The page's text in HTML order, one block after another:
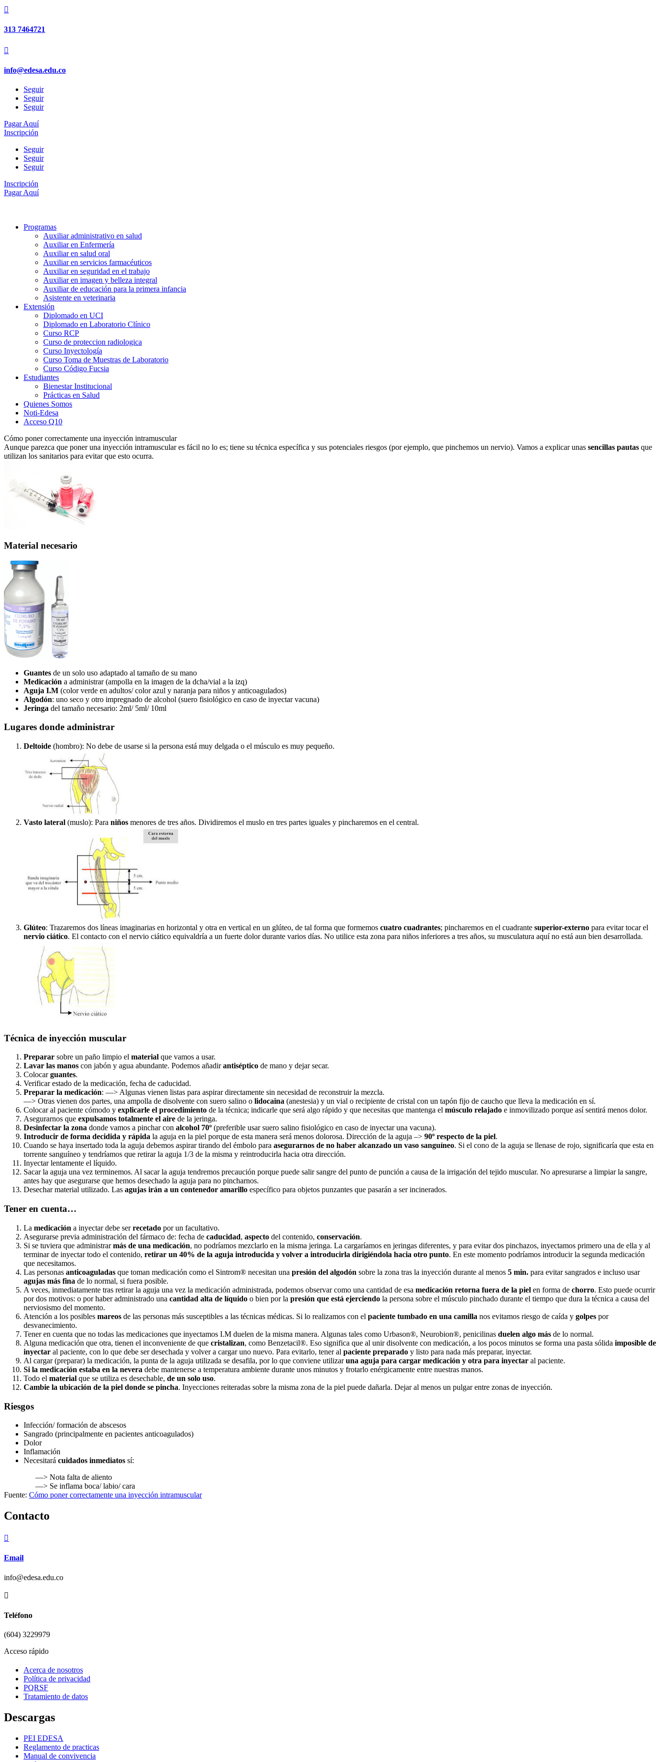

313 7464721

info@edesa.edu.co
Seguir
Seguir
Seguir
Pagar Aquí
Inscripción
Seguir
Seguir
Seguir
Inscripción
Pagar Aquí
Programas
Auxiliar administrativo en salud
Auxiliar en Enfermería
Auxiliar en salud oral
Auxiliar en servicios farmacéuticos
Auxiliar en seguridad en el trabajo
Auxiliar en imagen y belleza integral
Auxiliar de educación para la primera infancia
Asistente en veterinaria
Extensión
Diplomado en UCI
Diplomado en Laboratorio Clínico
Curso RCP
Curso de proteccion radiologica
Curso Inyectología
Curso Toma de Muestras de Laboratorio
Curso Código Fucsia
Estudiantes
Bienestar Institucional
Prácticas en Salud
Quienes Somos
Noti-Edesa
Acceso Q10
Cómo poner correctamente una inyección intramuscular
Aunque parezca que poner una inyección intramuscular es fácil no lo es; tiene su técnica específica y sus potenciales riesgos (por ejemplo, que pinchemos un nervio). Vamos a explicar unas sencillas pautas que
utilizan los sanitarios para evitar que esto ocurra.
Material necesario
Guantes de un solo uso adaptado al tamaño de su mano
Medicación a administrar (ampolla en la imagen de la dcha/vial a la izq)
Aguja I.M (color verde en adultos/ color azul y naranja para niños y anticoagulados)
Algodón: uno seco y otro impregnado de alcohol (suero fisiológico en caso de inyectar vacuna)
Jeringa del tamaño necesario: 2ml/ 5ml/ 10ml
Lugares donde administrar
Deltoide (hombro): No debe de usarse si la persona está muy delgada o el músculo es muy pequeño.
Vasto lateral (muslo): Para niños menores de tres años. Dividiremos el muslo en tres partes iguales y pincharemos en el central.
Glúteo: Trazaremos dos líneas imaginarias en horizontal y otra en vertical en un glúteo, de tal forma que formemos cuatro cuadrantes; pincharemos en el cuadrante superior-externo para evitar tocar el
nervio ciático. El contacto con el nervio ciático equivaldría a un fuerte dolor durante varios días. No utilice esta zona para niños inferiores a tres años, su musculatura aquí no está aun bien desarrollada.
Técnica de inyección muscular
Preparar sobre un paño limpio el material que vamos a usar.
Lavar las manos con jabón y agua abundante. Podemos añadirantiséptico de mano y dejar secar.
Colocarguantes.
Verificar estado de la medicación, fecha de caducidad.
Preparar la medicación: —> Algunas vienen listas para aspirar directamente sin necesidad de reconstruir la mezcla.
—> Otras vienen dos partes, una ampolla de disolvente con suero salino o lidocaina (anestesia) y un vial o recipiente de cristal con un tapón fijo de caucho que lleva la medicación en sí.
Colocar al paciente cómodo y explicarle el procedimiento de la técnica; indicarle que será algo rápido y que necesitas que mantenga el músculo relajado e inmovilizado porque así sentirá menos dolor.
Asegurarnos que expulsamos totalmente el aire de la jeringa.
Desinfectar la zona donde vamos a pinchar con alcohol 70º (preferible usar suero salino fisiológico en caso de inyectar una vacuna).
Introducir de forma decidida y rápida la aguja en la piel porque de esta manera será menos dolorosa. Dirección de la aguja –> 90º respecto de la piel.
Cuando se haya insertado toda la aguja debemos aspirar tirando del émbolo para asegurarnos de no haber alcanzado un vaso sanguíneo. Si el cono de la aguja se llenase de rojo, significaría que esta en
torrente sanguíneo y tendríamos que retirar la aguja 1/3 de la misma y reintroducirla hacia otra dirección.
Inyectar lentamente el líquido.
Sacar la aguja una vez terminemos. Al sacar la aguja tendremos precaución porque puede salir sangre del punto de punción a causa de la irrigación del tejido muscular. No apresurarse a limpiar la sangre,
antes hay que asegurarse que hemos desechado la aguja para no pincharnos.
Desechar material utilizado. Las agujas irán a un contenedor amarillo específico para objetos punzantes que pasarán a ser incinerados.
Tener en cuenta…
La medicación a inyectar debe serrecetado por un facultativo.
Asegurarse previa administración del fármaco de: fecha de caducidad, aspecto del contenido, conservación.
Si se tuviera que administrarmás de una medicación, no podríamos mezclarlo en la misma jeringa. La cargaríamos en jeringas diferentes, y para evitar dos pinchazos, inyectamos primero una de ella y al
terminar de inyectar todo el contenido, retirar un 40% de la aguja introducida y volver a introducirla dirigiéndola hacia otro punto. En este momento podríamos introducir la segunda medicación
que necesitamos.
Las personas anticoaguladas que toman medicación como el Sintrom® necesitan una presión del algodón sobre la zona tras la inyección durante al menos 5 min. para evitar sangrados e incluso usar
agujas más fina de lo normal, si fuera posible.
A veces, inmediatamente tras retirar la aguja una vez la medicación administrada, podemos observar como una cantidad de esa medicación retorna fuera de la piel en forma de chorro. Esto puede ocurrir
por dos motivos: o por haber administrado una cantidad alta de líquido o bien por la presión que está ejerciendo la persona sobre el músculo pinchado durante el tiempo que dura la técnica a causa del
nerviosismo del momento.
Atención a los posibles mareos de las personas más susceptibles a las técnicas médicas. Si lo realizamos con el paciente tumbado en una camilla nos evitamos riesgo de caída y golpes por
desvanecimiento.
Tener en cuenta que no todas las medicaciones que inyectamos I.M duelen de la misma manera. Algunas tales como Urbason®, Neurobion®, penicilinas duelen algo más de lo normal.
Alguna medicación que otra, tienen el inconveniente de que cristalizan, como Benzetacil®. Eso significa que al unir disolvente con medicación, a los pocos minutos se forma una pasta sólida imposible de
inyectar al paciente, con lo que debe ser desechada y volver a cargar uno nuevo. Para evitarlo, tener al paciente preparado y listo para nada más preparar, inyectar.
Al cargar (preparar) la medicación, la punta de la aguja utilizada se desafila, por lo que conviene utilizaruna aguja para cargar medicación y otra para inyectar al paciente.
Si la medicación estaba en la nevera debe mantenerse a temperatura ambiente durante unos minutos y frotarlo enérgicamente entre nuestras manos.
Todo el material que se utiliza es desechable, de un solo uso.
Cambie la ubicación de la piel donde se pincha. Inyecciones reiteradas sobre la misma zona de la piel puede dañarla. Dejar al menos un pulgar entre zonas de inyección.
Riesgos
Infección/ formación de abscesos
Sangrado (principalmente en pacientes anticoagulados)
Dolor
Inflamación
Necesitará cuidados inmediatos sí:
—> Nota falta de aliento
—> Se inflama boca/ labio/ cara
Fuente: Cómo poner correctamente una inyección intramuscular
Contacto

Email
info@edesa.edu.co

Teléfono
(604) 3229979
Acceso rápido
Acerca de nosotros
Política de privacidad
PQRSF
Tratamiento de datos
Descargas
PEI EDESA
Reglamento de practicas
Manual de convivencia